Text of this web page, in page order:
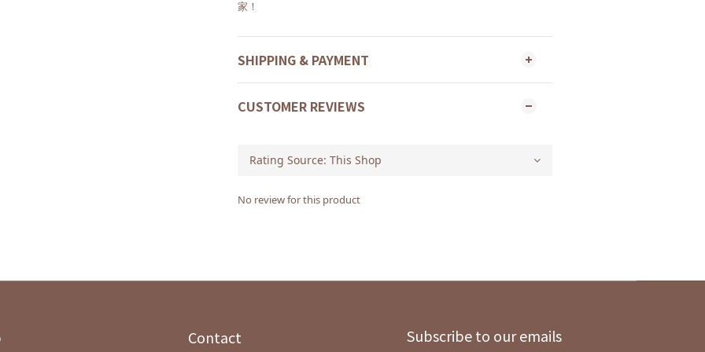
SHIPPING & PAYMENT
CUSTOMER REVIEWS
No review for this product
Contact Subscribe to our emails